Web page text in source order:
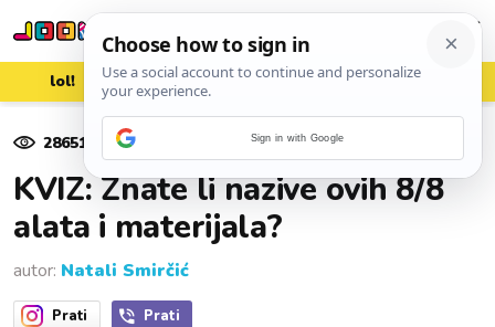
lol! aww vrh! woot?!
28651 pregleda
KVIZ: Znate li nazive ovih 8/8
alata i materijala?
autor: Natali Smirčić
Prati Prati
Sign in with Google